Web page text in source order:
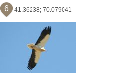
6 41.36238; 70.079041